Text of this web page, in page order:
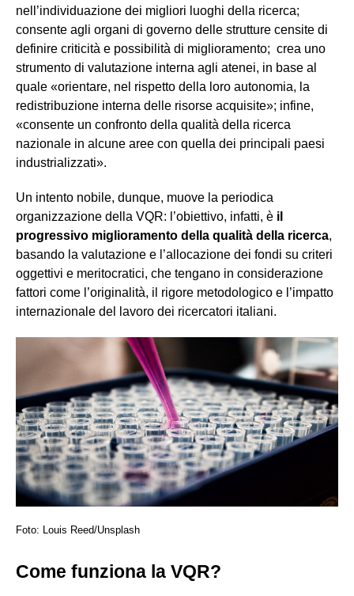
nell’individuazione dei migliori luoghi della ricerca;
consente agli organi di governo delle strutture censite di
definire criticità e possibilità di miglioramento; crea uno
strumento di valutazione interna agli atenei, in base al
quale «orientare, nel rispetto della loro autonomia, la
redistribuzione interna delle risorse acquisite»; infine,
«consente un confronto della qualità della ricerca
nazionale in alcune aree con quella dei principali paesi
industrializzati».
Un intento nobile, dunque, muove la periodica
organizzazione della VQR: l’obiettivo, infatti, è il
progressivo miglioramento della qualità della ricerca,
basando la valutazione e l’allocazione dei fondi su criteri
oggettivi e meritocratici, che tengano in considerazione
fattori come l’originalità, il rigore metodologico e l’impatto
internazionale del lavoro dei ricercatori italiani.
Foto: Louis Reed/Unsplash
Come funziona la VQR?